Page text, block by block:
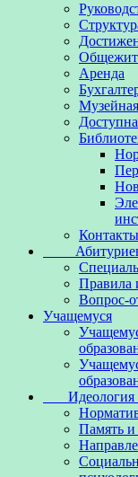
Аренда
Контакты
Правила
Вопрос-
Учащемуся
Идеология
Память и